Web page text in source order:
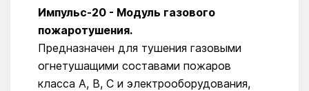
Импульс-20 - Модуль газового
пожаротушения.
Предназначен для тушения газовыми
огнетушащими составами пожаров
класса А, В, С и электрооборудования,